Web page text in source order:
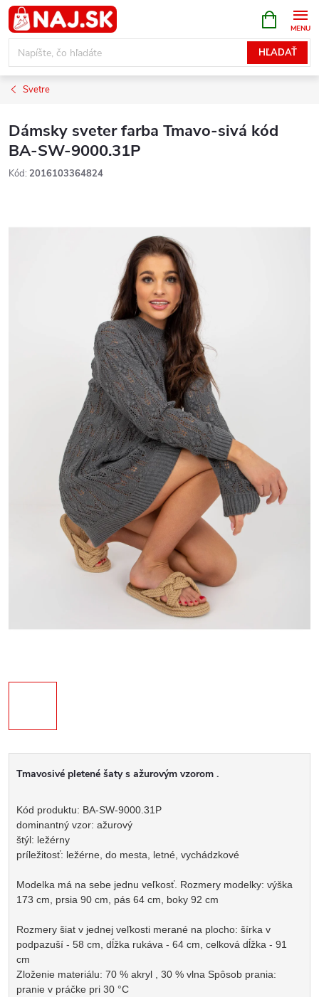
Prejsť
na
obsah
HĽADAŤ
KOŠÍK
Svetre
Dámsky sveter farba Tmavo-sivá kód
BA-SW-9000.31P
Kód: 2016103364824
Tmavosivé pletené šaty s ažurovým vzorom .
Kód produktu: BA-SW-9000.31P
dominantný vzor: ažurový
štýl: ležérny
príležitosť: ležérne, do mesta, letné, vychádzkové
Modelka má na sebe jednu veľkosť. Rozmery modelky: výška
173 cm, prsia 90 cm, pás 64 cm, boky 92 cm
Rozmery šiat v jednej veľkosti merané na plocho: šírka v
podpazuší - 58 cm, dĺžka rukáva - 64 cm, celková dĺžka - 91
cm
Zloženie materiálu: 70 % akryl , 30 % vlna Spôsob prania:
pranie v práčke pri 30 °C